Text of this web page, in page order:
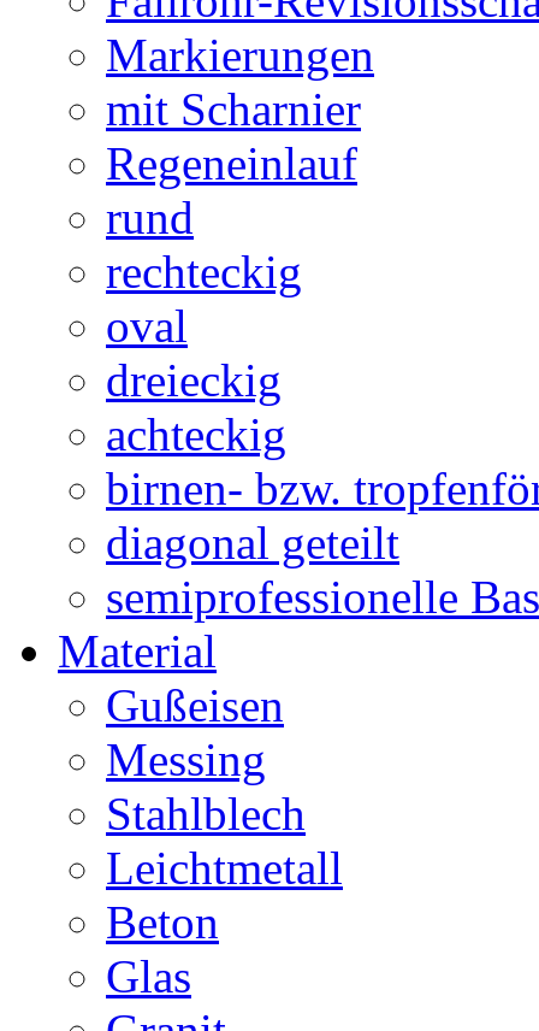
Markierungen
mit Scharnier
Regeneinlauf
rund
rechteckig
oval
dreieckig
achteckig
birnen- bzw.
diagonal geteilt
semiprofessionelle
Material
Gußeisen
Messing
Stahlblech
Leichtmetall
Beton
Glas